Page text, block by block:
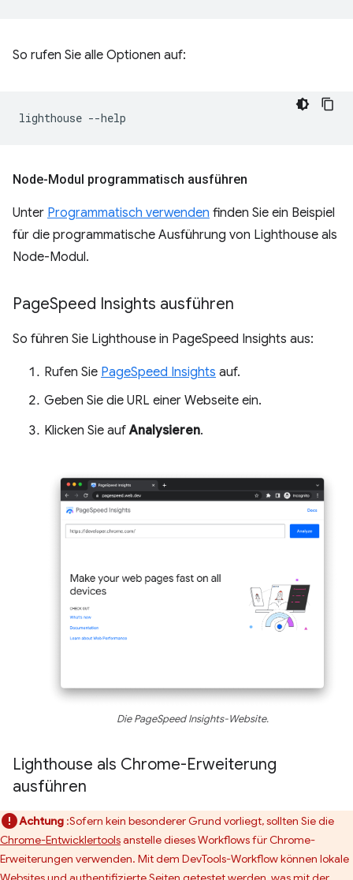
So rufen Sie alle Optionen auf:
lighthouse
Node-Modul programmatisch ausführen
Unter Programmatisch verwenden finden Sie ein Beispiel
für die programmatische Ausführung von Lighthouse als
Node-Modul.
PageSpeed Insights ausführen
So führen Sie Lighthouse in PageSpeed Insights aus:
Rufen Sie PageSpeed Insights auf.
Geben Sie die URL einer Webseite ein.
Klicken Sie aufAnalysieren.
Die PageSpeed Insights-Website.
Lighthouse als Chrome-Erweiterung
ausführen
Achtung :Sofern kein besonderer Grund vorliegt, sollten Sie die
Chrome-Entwicklertoolsanstelle dieses Workflows für Chrome-
Erweiterungen verwenden. Mit dem DevTools-Workflow können lokale